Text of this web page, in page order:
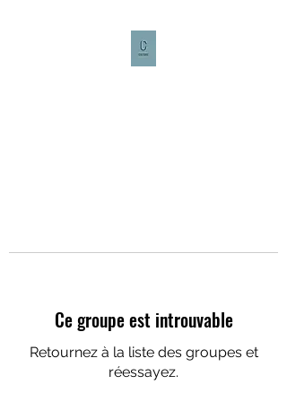
Ce groupe est introuvable
Retournez à la liste des groupes et
réessayez.